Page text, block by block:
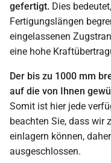
gefertigt. Dies
Fertigungslängen
eingelassenen
eine hohe
Der bis zu 1000 mm
auf die von Ihnen
Somit ist hier jede
beachten Sie, dass wir
einlagern können,
ausgeschlossen.